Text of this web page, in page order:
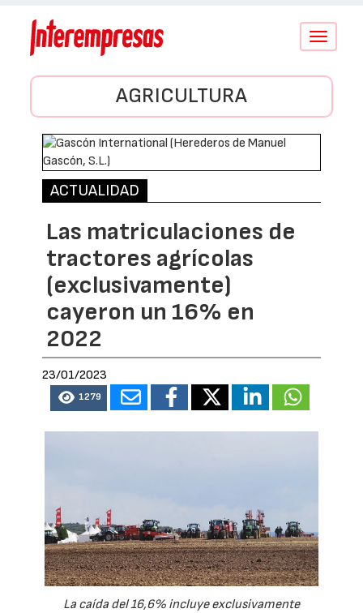
Conmutar
AGRICULTURA
ACTUALIDAD
Las matriculaciones de
tractores agrícolas
(exclusivamente)
cayeron un 16% en
2022
23/01/2023
1279
La caída del 16,6% incluye exclusivamente